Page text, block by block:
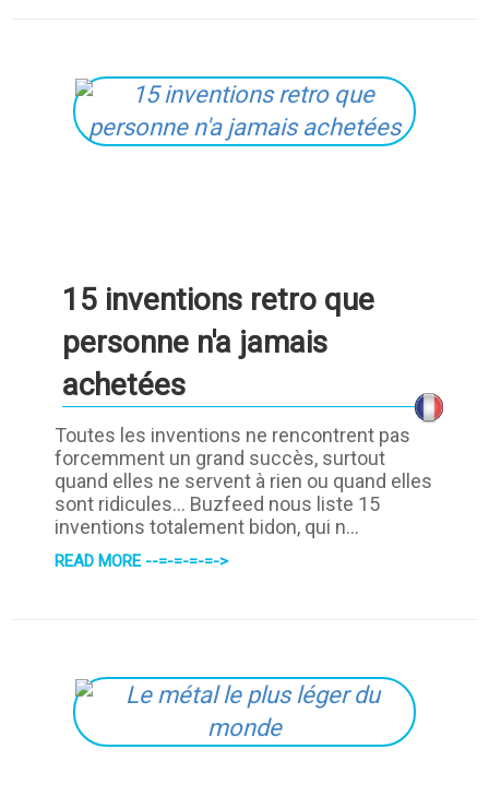
15 inventions retro que
personne n'a jamais
achetées
Toutes les inventions ne rencontrent pas
forcemment un grand succès, surtout
quand elles ne servent à rien ou quand elles
sont ridicules... Buzfeed nous liste 15
inventions totalement bidon, qui n...
READ MORE --=-=-=-=->